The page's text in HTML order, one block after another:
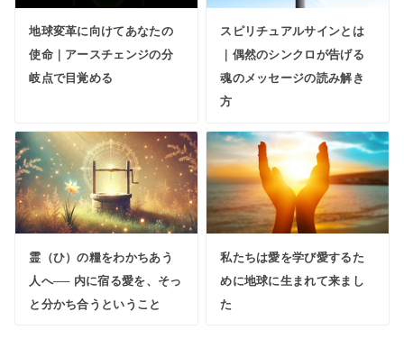
地球変革に向けてあなたの
使命｜アースチェンジの分
岐点で目覚める
スピリチュアルサインとは
｜偶然のシンクロが告げる
魂のメッセージの読み解き
方
霊（ひ）の糧をわかちあう
人へ── 内に宿る愛を、そっ
と分かち合うということ
私たちは愛を学び愛するた
めに地球に生まれて来まし
た